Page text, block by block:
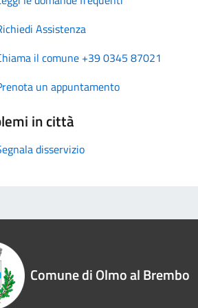
Assistenza
il comune +39 0345 87021
un appuntamento
in città
disservizio
Comune di Olmo al Brembo